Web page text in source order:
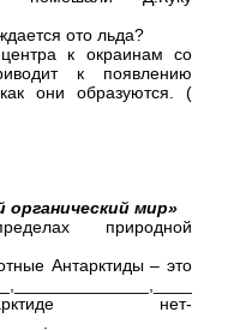
ото льда?
к окраинам со
к появлению
они образуются. (
мир»
природной
Антарктиды – это
нет-